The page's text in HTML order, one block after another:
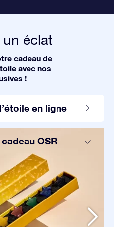
éclat
cadeau de
avec nos
!
en ligne
OSR